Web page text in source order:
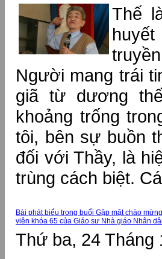
Thế
Người mang trái
giã từ dương
khoảng trống
tôi, bên sự buồn
đối với Thầy, là
trùng cách biệt.
Bài phát biểu trong buổi Gặp mặt chào
viên khóa 65 của Giáo sư Nhà giáo Nhân
Thứ ba, 24 Tháng